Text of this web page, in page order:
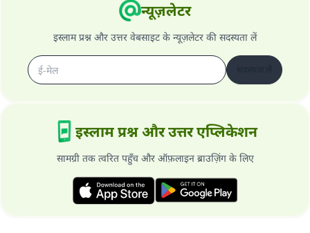
न्यूज़लेटर
इस्लाम प्रश्न और उत्तर वेबसाइट के न्यूज़लेटर की सदस्यता लें
इस्लाम प्रश्न और उत्तर एप्लिकेशन
सामग्री तक त्वरित पहुँच और ऑफ़लाइन ब्राउज़िंग के लिए